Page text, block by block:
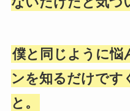
僕と同じように悩
ンを知るだけです
と。